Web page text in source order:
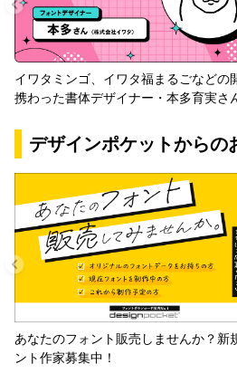
イワタミンゴ、イワタ福まるごなどの
携わった書体デザイナー・本多育実さ
デザインポケットからの
あなたのフォント販売しませんか？新
ント作家募集中！